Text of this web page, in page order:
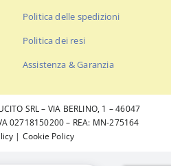
Politica delle spedizioni
Politica dei resi
Assistenza & Garanzia
SRL – VIA BERLINO, 1 – 46047
02718150200 – REA: MN-275164
| Cookie Policy